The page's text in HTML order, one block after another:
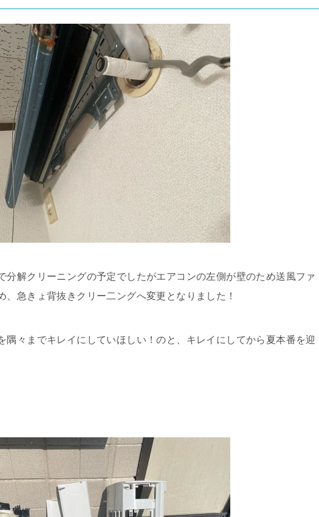
分解クリーニングの予定でしたがエアコンの左側が壁のため送風ファ
、急きょ背抜きクリー二ングへ変更となりました！
隅々までキレイにしていほしい！のと、キレイにしてから夏本番を迎